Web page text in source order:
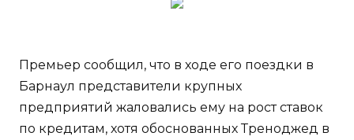
Премьер сообщил, что в ходе его поездки в
Барнаул представители крупных
предприятий жаловались ему на рост ставок
по кредитам, хотя обоснованных Треноджед в